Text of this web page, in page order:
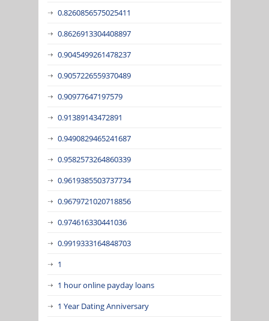
0.8260856575025411
0.8626913304408897
0.9045499261478237
0.9057226559370489
0.90977647197579
0.91389143472891
0.9490829465241687
0.9582573264860339
0.9619385503737734
0.9679721020718856
0.974616330441036
0.9919333164848703
1
1 hour online payday loans
1 Year Dating Anniversary